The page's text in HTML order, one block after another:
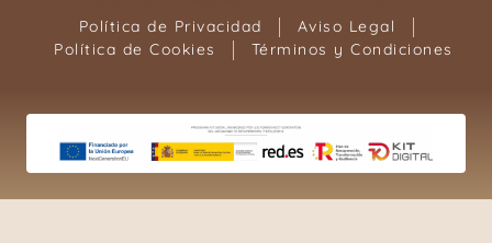
Política de Privacidad
Aviso Legal
Política de Cookies
Términos y Condiciones